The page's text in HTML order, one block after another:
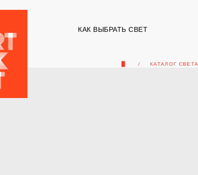
КАК ВЫБРАТЬ СВЕТ
КАТАЛОГ СВЕТА